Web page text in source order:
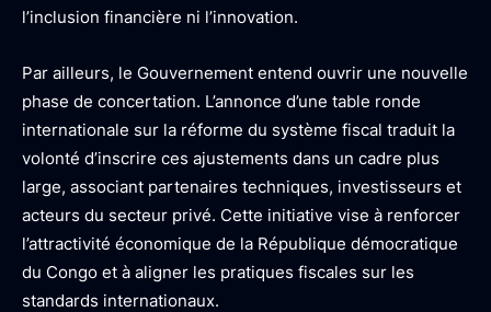
l’inclusion financière ni l’innovation.
Par ailleurs, le Gouvernement entend ouvrir une nouvelle
phase de concertation. L’annonce d’une table ronde
internationale sur la réforme du système fiscal traduit la
volonté d’inscrire ces ajustements dans un cadre plus
large, associant partenaires techniques, investisseurs et
acteurs du secteur privé. Cette initiative vise à renforcer
l’attractivité économique de la République démocratique
du Congo et à aligner les pratiques fiscales sur les
standards internationaux.